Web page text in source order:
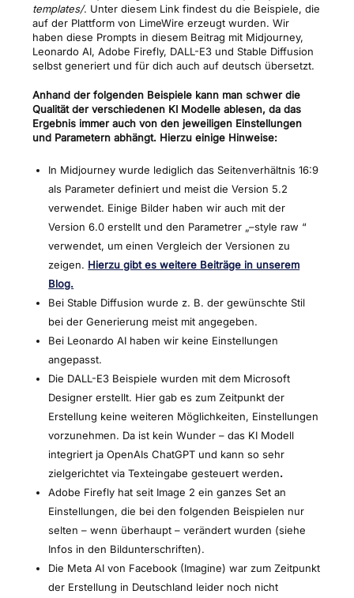
templates/. Unter diesem Link findest du die Beispiele, die
auf der Plattform von LimeWire erzeugt wurden. Wir
haben diese Prompts in diesem Beitrag mit Midjourney,
Leonardo AI, Adobe Firefly, DALL-E3 und Stable Diffusion
selbst generiert und für dich auch auf deutsch übersetzt.
Anhand der folgenden Beispiele kann man schwer die
Qualität der verschiedenen KI Modelle ablesen, da das
Ergebnis immer auch von den jeweiligen Einstellungen
und Parametern abhängt. Hierzu einige Hinweise:
In Midjourney wurde lediglich das Seitenverhältnis 16:9
als Parameter definiert und meist die Version 5.2
verwendet. Einige Bilder haben wir auch mit der
Version 6.0 erstellt und den Parametrer „–style raw “
verwendet, um einen Vergleich der Versionen zu
zeigen. Hierzu gibt es weitere Beiträge in unserem
Blog.
Bei Stable Diffusion wurde z. B. der gewünschte Stil
bei der Generierung meist mit angegeben.
Bei Leonardo AI haben wir keine Einstellungen
angepasst.
Die DALL-E3 Beispiele wurden mit dem Microsoft
Designer erstellt. Hier gab es zum Zeitpunkt der
Erstellung keine weiteren Möglichkeiten, Einstellungen
vorzunehmen. Da ist kein Wunder – das KI Modell
integriert ja OpenAIs ChatGPT und kann so sehr
zielgerichtet via Texteingabe gesteuert werden.
Adobe Firefly hat seit Image 2 ein ganzes Set an
Einstellungen, die bei den folgenden Beispielen nur
selten – wenn überhaupt – verändert wurden (siehe
Infos in den Bildunterschriften).
Die Meta AI von Facebook (Imagine) war zum Zeitpunkt
der Erstellung in Deutschland leider noch nicht